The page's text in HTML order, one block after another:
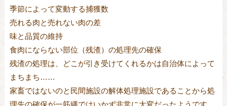
季節によって変動する捕獲数
売れる肉と売れない肉の差
味と品質の維持
食肉にならない部位（残渣）の処理先の確保
残渣の処理は、どこが引き受けてくれるかは自治体によって
まちまち……
家畜ではないのと民間施設の解体処理施設であることから処
理先の確保が一筋縄ではいかず非常に大変だったようです。